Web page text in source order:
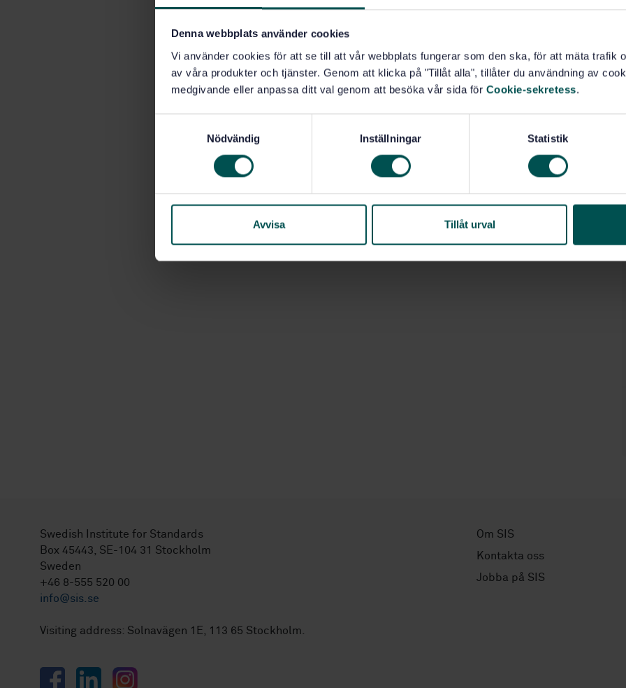
Denna webbplats använder cookies
Vi använder cookies för att se till att vår webbplats fungerar som den ska, för att mäta trafik
av våra produkter och tjänster. Genom att klicka på "Tillåt alla", tillåter du användning av
medgivande eller anpassa ditt val genom att besöka vår sida för Cookie-sekretess.
s
Nödvändig Inställningar Statistik
Avvisa Tillåt urval
Swedish Institute for Standards
Box 45443, SE-104 31 Stockholm
Sweden
+46 8-555 520 00
info@sis.se
Visiting address: Solnavägen 1E, 113 65 Stockholm.
FacebookLinkedInInstagram
Om SIS
Kontakta oss
Jobba på SIS